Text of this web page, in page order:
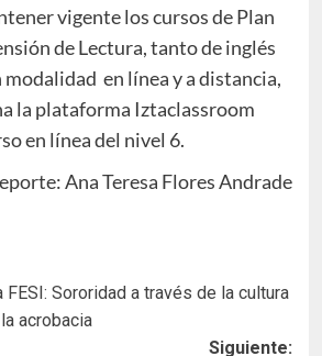
vigente los cursos de Plan
de Lectura, tanto de inglés
modalidad en línea y a distancia,
la plataforma Iztaclassroom
en línea del nivel 6.
Ana Teresa Flores Andrade
FESI: Sororidad a través de la cultura
acrobacia
Siguiente: